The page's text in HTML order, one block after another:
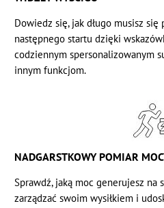
Dowiedz się, jak długo musisz
następnego startu dzięki
codziennym spersonalizowanym
innym funkcjom.
NADGARSTKOWY POMIAR
Sprawdź, jaką moc generujesz na
zarządzać swoim wysiłkiem i